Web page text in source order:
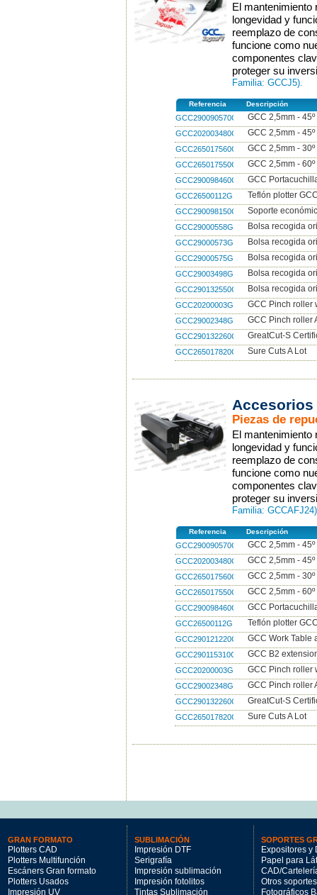
El mantenimiento
longevidad y
reemplazo de
funcione como
componentes
proteger su
Familia: GCCJ5).
Referencia Descripción
GCC290090570G GCC 2,5mm -
GCC202003480G GCC 2,5mm -
GCC265017560G GCC 2,5mm -
GCC265017550G GCC 2,5mm -
GCC290098460G GCC
GCC26500112G Teflón plotter
GCC290098150G Soporte
GCC29000558G Bolsa recogida
GCC29000573G Bolsa recogida
GCC29000575G Bolsa recogida
GCC29003498G Bolsa recogida
GCC290132550G Bolsa recogida
GCC20200003G GCC Pinch roller
GCC29002348G GCC Pinch roller
GCC290132260G GreatCut-S
GCC265017820G Sure Cuts A Lot
Accesorios
Piezas de
El mantenimiento
longevidad y
reemplazo de
funcione como
componentes
proteger su
Familia:
Referencia Descripción
GCC290090570G GCC 2,5mm -
GCC202003480G GCC 2,5mm -
GCC265017560G GCC 2,5mm -
GCC265017550G GCC 2,5mm -
GCC290098460G GCC
GCC26500112G Teflón plotter
GCC290121220G GCC Work Table
GCC290115310G GCC B2
GCC20200003G GCC Pinch roller
GCC29002348G GCC Pinch roller
GCC290132260G GreatCut-S
GCC265017820G Sure Cuts A Lot
GRAN FORMATO
Plotters CAD
Plotters Multifunción
Escáners Gran formato
Plotters Usados
Impresión UV
SUBLIMACIÓN
Impresión DTF
Serigrafía
Impresión sublimación
Impresión fotolitos
Tintas Sublimación
SOPORTES
Expositores y
Papel para
CAD/
Otros soportes
Fotográficos